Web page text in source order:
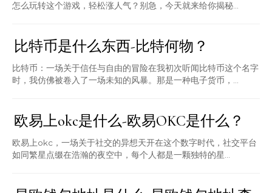
怎么玩转这个游戏，轻松涨人气？别急，今天就来给你揭秘...
比特币是什么东西-比特何物？
比特币：一场关于信任与自由的冒险在我初次听闻比特币这个名字
时，我仿佛被卷入了一场未知的风暴。那是一种电子货币，...
欧易上okc是什么-欧易OKC是什么？
欧易上okc，一场关于社交的异想天开在这个数字时代，社交平台
如同繁星点缀在浩瀚的夜空中，每个人都是一颗独特的星...